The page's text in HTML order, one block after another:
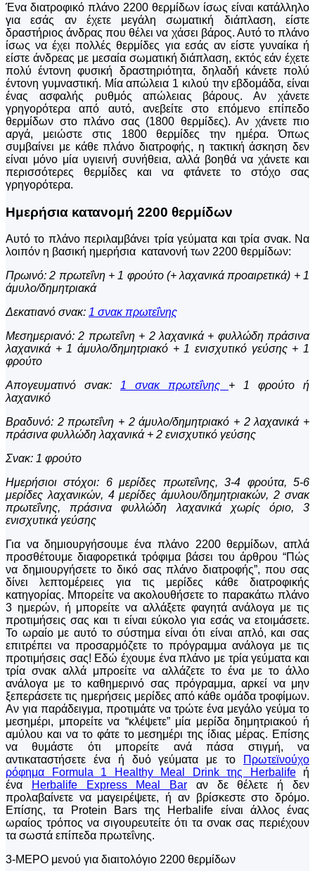
Ένα διατροφικό πλάνο 2200 θερμίδων ίσως είναι κατάλληλο
για εσάς αν έχετε μεγάλη σωματική διάπλαση, είστε
δραστήριος άνδρας που θέλει να χάσει βάρος. Αυτό το πλάνο
ίσως να έχει πολλές θερμίδες για εσάς αν είστε γυναίκα ή
είστε άνδρεας με μεσαία σωματική διάπλαση, εκτός εάν έχετε
πολύ έντονη φυσική δραστηριότητα, δηλαδή κάνετε πολύ
έντονη γυμναστική. Μία απώλεια 1 κιλού την εβδομάδα, είναι
ένας ασφαλής ρυθμός απώλειας βάρους. Αν χάνετε
γρηγορότερα από αυτό, ανεβείτε στο επόμενο επίπεδο
θερμίδων στο πλάνο σας (1800 θερμίδες). Αν χάνετε πιο
αργά, μειώστε στις 1800 θερμίδες την ημέρα. Όπως
συμβαίνει με κάθε πλάνο διατροφής, η τακτική άσκηση δεν
είναι μόνο μία υγιεινή συνήθεια, αλλά βοηθά να χάνετε και
περισσότερες θερμίδες και να φτάνετε το στόχο σας
γρηγορότερα.
Ημερήσια κατανομή 2200 θερμίδων
Αυτό το πλάνο περιλαμβάνει τρία γεύματα και τρία σνακ. Να
λοιπόν η βασική ημερήσια κατανονή των 2200 θερμίδων:
Πρωινό: 2 πρωτεΐνη + 1 φρούτο (+ λαχανικά προαιρετικά) + 1
άμυλο/δημητριακά
Δεκατιανό σνακ: 1 σνακ πρωτεΐνης
Μεσημεριανό: 2 πρωτεΐνη + 2 λαχανικά + φυλλώδη πράσινα
λαχανικά + 1 άμυλο/δημητριακό + 1 ενισχυτικό γεύσης + 1
φρούτο
Απογευματινό σνακ: 1 σνακ πρωτεΐνης + 1 φρούτο ή
λαχανικό
Βραδυνό: 2 πρωτεΐνη + 2 άμυλο/δημητριακό + 2 λαχανικά +
πράσινα φυλλώδη λαχανικά + 2 ενισχυτικό γεύσης
Σνακ: 1 φρούτο
Ημερήσιοι στόχοι: 6 μερίδες πρωτεΐνης, 3-4 φρούτα, 5-6
μερίδες λαχανικών, 4 μερίδες άμυλου/δημητριακών, 2 σνακ
πρωτεΐνης, πράσινα φυλλώδη λαχανικά χωρίς όριο, 3
ενισχυτικά γεύσης
Για να δημιουργήσουμε ένα πλάνο 2200 θερμίδων, απλά
προσθέτουμε διαφορετικά τρόφιμα βάσει του άρθρου “Πώς
να δημιουργήσετε το δικό σας πλάνο διατροφής”, που σας
δίνει λεπτομέρειες για τις μερίδες κάθε διατροφικής
κατηγορίας. Μπορείτε να ακολουθήσετε το παρακάτω πλάνο
3 ημερών, ή μπορείτε να αλλάξετε φαγητά ανάλογα με τις
προτιμήσεις σας και τι είναι εύκολο για εσάς να ετοιμάσετε.
Το ωραίο με αυτό το σύστημα είναι ότι είναι απλό, και σας
επιτρέπει να προσαρμόζετε το πρόγραμμα ανάλογα με τις
προτιμήσεις σας! Εδώ έχουμε ένα πλάνο με τρία γεύματα και
τρία σνακ αλλά μπροείτε να αλλάζετε το ένα με το άλλο
ανάλογα με το καθημερινό σας πρόγραμμα, αρκεί να μην
ξεπεράσετε τις ημερήσεις μερίδες από κάθε ομάδα τροφίμων.
Αν για παράδειγμα, προτιμάτε να τρώτε ένα μεγάλο γεύμα το
μεσημέρι, μπορείτε να “κλέψετε” μία μερίδα δημητριακού ή
αμύλου και να το φάτε το μεσημέρι της ίδιας μέρας. Επίσης
να θυμάστε ότι μπορείτε ανά πάσα στιγμή, να
αντικαταστήσετε ένα ή δυό γεύματα με το
Πρωτεϊνούχο
ρόφημα Formula 1 Healthy Meal Drink της Herbalifeή
ένα
Herbalife Express Meal Bar αν δε θέλετε ή δεν
προλαβαίνετε να μαγειρέψετε, ή αν βρίσκεστε στο δρόμο.
Επίσης, τα Protein Bars της Herbalife είναι άλλος ένας
ωραίος τρόπος να σιγουρευτείτε ότι τα σνακ σας περιέχουν
τα σωστά επίπεδα πρωτεΐνης.
3-ΜΕΡΟ μενού για διαιτολόγιο 2200 θερμίδων